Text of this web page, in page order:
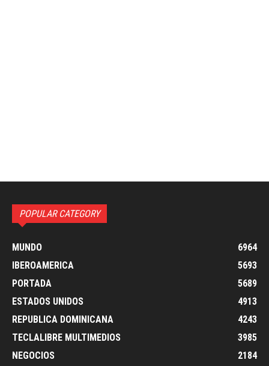
POPULAR CATEGORY
MUNDO
6964
IBEROAMERICA
5693
PORTADA
5689
ESTADOS UNIDOS
4913
REPUBLICA DOMINICANA
4243
TECLALIBRE MULTIMEDIOS
3985
NEGOCIOS
2184